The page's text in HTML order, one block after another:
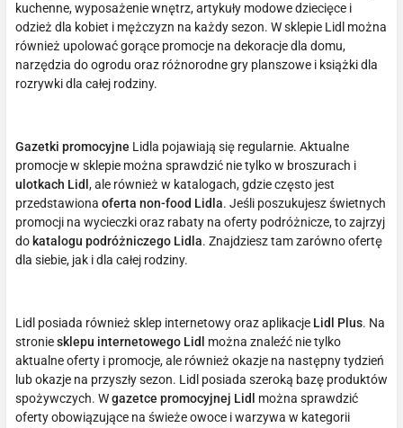
kuchenne, wyposażenie wnętrz, artykuły modowe dziecięce i
odzież dla kobiet i mężczyzn na każdy sezon. W sklepie Lidl można
również upolować gorące promocje na dekoracje dla domu,
narzędzia do ogrodu oraz różnorodne gry planszowe i książki dla
rozrywki dla całej rodziny.
Gazetki promocyjne Lidla pojawiają się regularnie. Aktualne
promocje w sklepie można sprawdzić nie tylko w broszurach i
ulotkach Lidl , ale również w katalogach, gdzie często jest
przedstawiona oferta non-food Lidla. Jeśli poszukujesz świetnych
promocji na wycieczki oraz rabaty na oferty podróżnicze, to zajrzyj
do katalogu podróżniczego Lidla. Znajdziesz tam zarówno ofertę
dla siebie, jak i dla całej rodziny.
Lidl posiada również sklep internetowy oraz aplikacje Lidl Plus. Na
stroniesklepu internetowego Lidl
można znaleźć nie tylko
aktualne oferty i promocje, ale również okazje na następny tydzień
lub okazje na przyszły sezon. Lidl posiada szeroką bazę produktów
spożywczych. Wgazetce promocyjnej Lidl
można sprawdzić
oferty obowiązujące na świeże owoce i warzywa w kategorii